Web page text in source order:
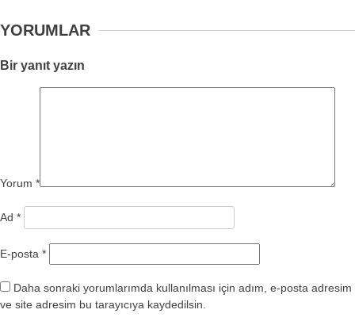
YORUMLAR
Bir yanıt yazın
Yorum *
Ad *
E-posta *
Daha sonraki yorumlarımda kullanılması için adım, e-posta adresim
ve site adresim bu tarayıcıya kaydedilsin.